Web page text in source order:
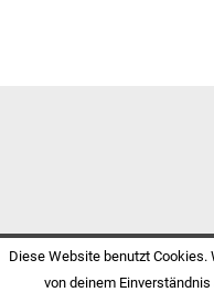
Diese Website benutzt
von deinem Einverständnis